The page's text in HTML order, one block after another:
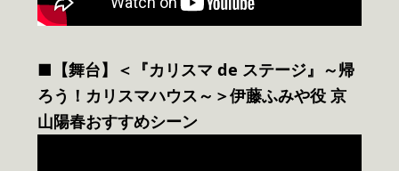
■【舞台】＜『カリスマ de ステージ』～帰
ろう！カリスマハウス～＞伊藤ふみや役 京
山陽春おすすめシーン